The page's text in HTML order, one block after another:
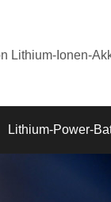
Lithium-Ionen-
Lithium-Power-